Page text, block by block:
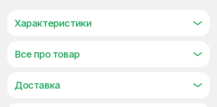
Характеристики
Все про товар
Доставка